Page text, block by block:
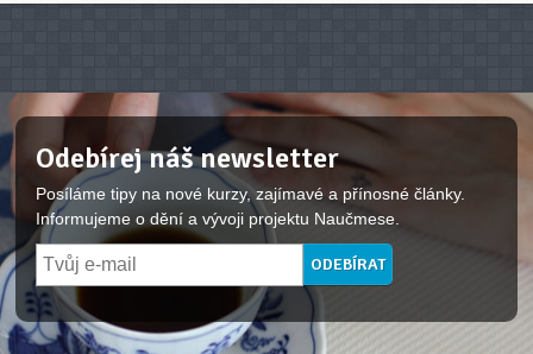
Odebírej náš newsletter
Posíláme tipy na nové kurzy, zajímavé a přínosné články.
Informujeme o dění a vývoji projektu Naučmese.